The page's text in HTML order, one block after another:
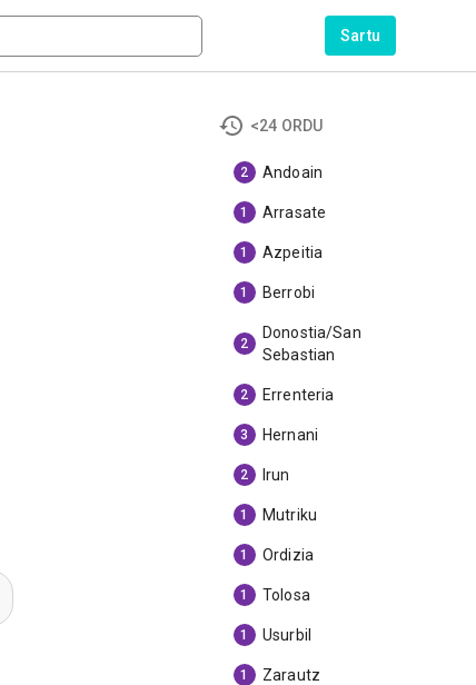
Sartu
<24 ORDU
2 Andoain
1 Arrasate
1 Azpeitia
1 Berrobi
2
Donostia/San
Sebastian
2 Errenteria
3 Hernani
2 Irun
1 Mutriku
1 Ordizia
1 Tolosa
1 Usurbil
1 Zarautz